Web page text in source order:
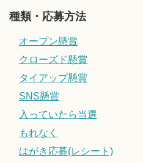
種類・応募方法
オープン懸賞
クローズド懸賞
タイアップ懸賞
SNS懸賞
入っていたら当選
もれなく
はがき応募(レシート)